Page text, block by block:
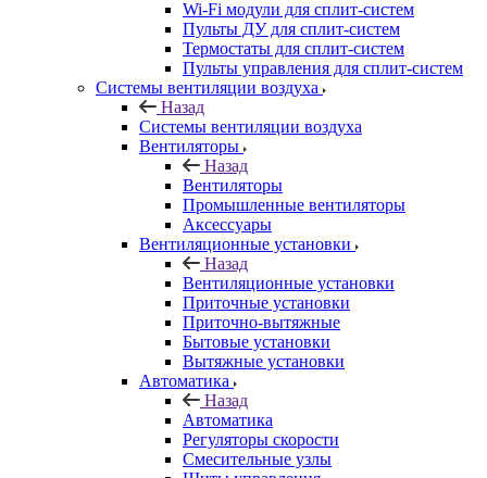
Wi-Fi модули для сплит-систем
Пульты ДУ для сплит-систем
Термостаты для сплит-систем
Пульты управления для сплит-систем
Системы вентиляции воздуха
Назад
Системы вентиляции воздуха
Вентиляторы
Назад
Вентиляторы
Промышленные вентиляторы
Аксессуары
Вентиляционные установки
Назад
Вентиляционные установки
Приточные установки
Приточно-вытяжные
Бытовые установки
Вытяжные установки
Автоматика
Назад
Автоматика
Регуляторы скорости
Смесительные узлы